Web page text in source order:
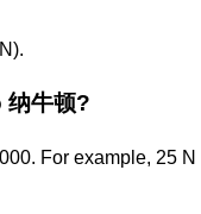
牛顿?
For example, 25 N